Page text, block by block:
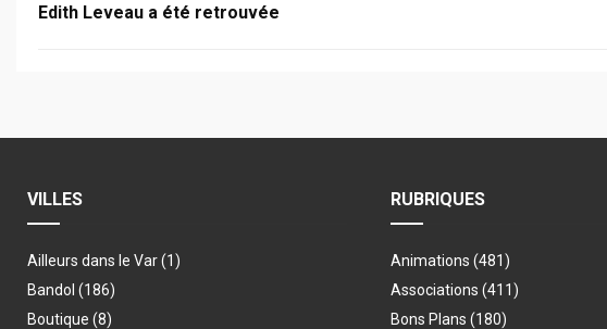
Edith Leveau a été retrouvée
VILLES
Ailleurs dans le Var(1)
Bandol (186)
Boutique (8)
RUBRIQUES
Animations (481)
Associations (411)
Bons Plans (180)